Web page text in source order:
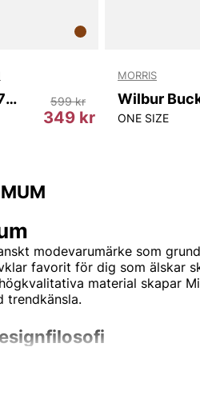
Wake T00007 10N
349 kr
599 kr
MORRIS
ONE SIZE
modevarumärke som
favorit för dig som älskar
material skapar
trendkänsla.